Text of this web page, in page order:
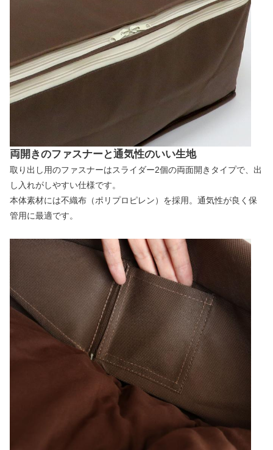
両開きのファスナーと通気性のいい生地
取り出し用のファスナーはスライダー2個の両面開きタイプで、出
し入れがしやすい仕様です。
本体素材には不織布（ポリプロピレン）を採用。通気性が良く保
管用に最適です。